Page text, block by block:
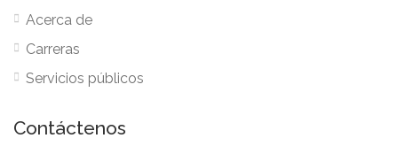
Acerca de
Carreras
Servicios públicos
Contáctenos